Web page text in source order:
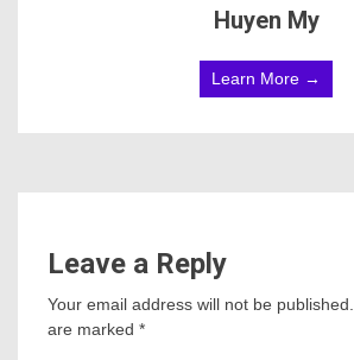
Huyen My
Learn More →
Leave a Reply
Your email address will not be published.
are marked *